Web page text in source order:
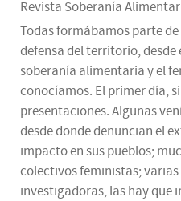
Revista Soberanía
Todas formábamos parte
defensa del territorio,
soberanía alimentaria y el
conocíamos. El primer día,
presentaciones. Algunas
desde donde denuncian el
impacto en sus pueblos;
colectivos feministas;
investigadoras, las hay que